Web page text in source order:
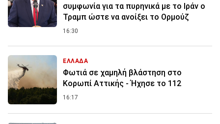
συμφωνία για τα πυρηνικά με το Ιράν ο
Τραμπ ώστε να ανοίξει το Ορμούζ
16:30
ΕΛΛΑΔΑ
Φωτιά σε χαμηλή βλάστηση στο
Κορωπί Αττικής - Ήχησε το 112
16:17